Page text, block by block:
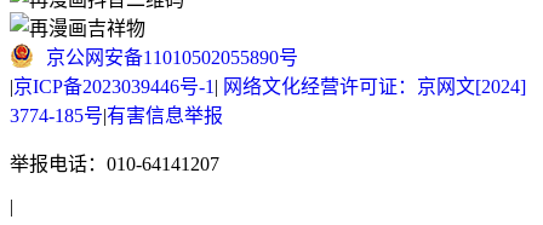
京公网安备11010502055890号
|京ICP备2023039446号-1 | 网络文化经营许可证：京网文[2024]
3774-185号|有害信息举报
举报电话：010-64141207
|